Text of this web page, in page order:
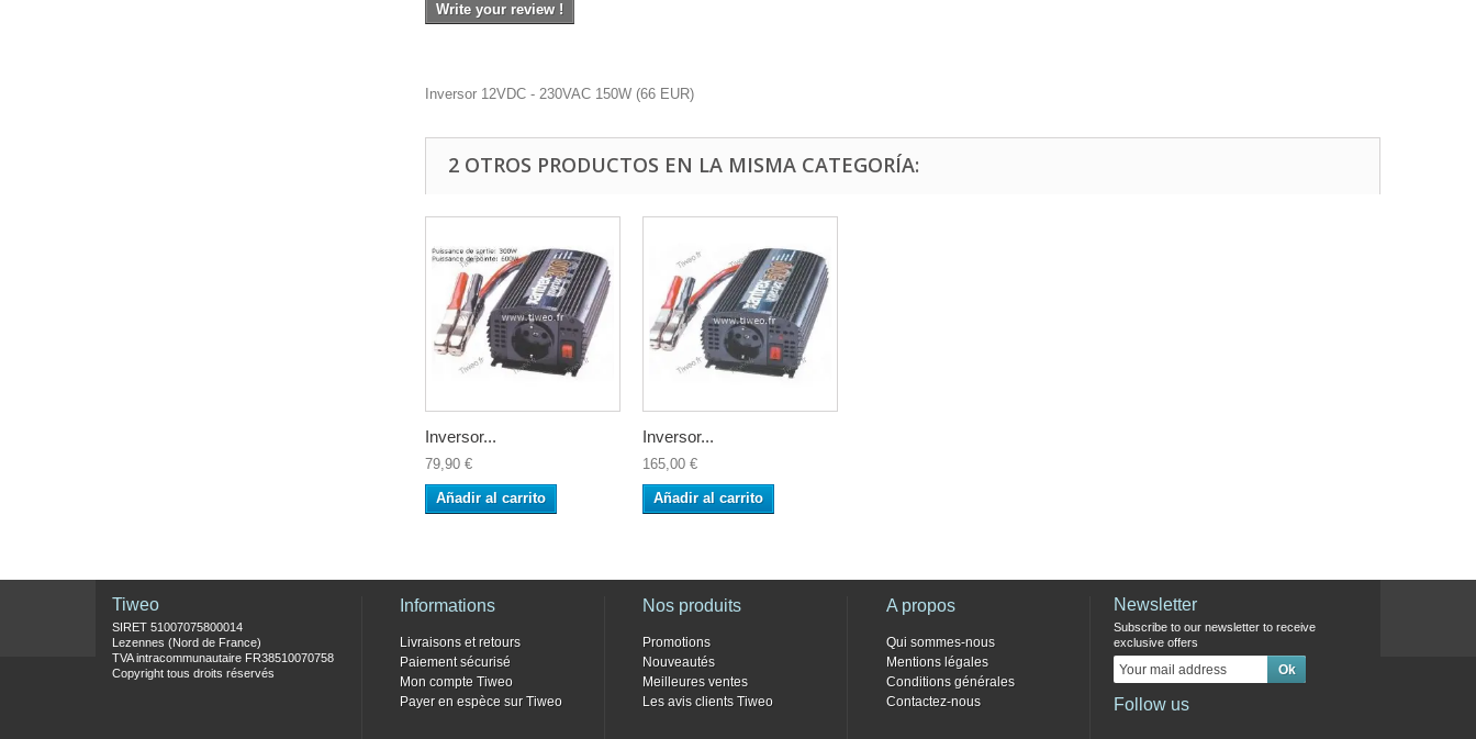
Write your review !
Inversor 12VDC - 230VAC 150W (66 EUR)
2 OTROS PRODUCTOS EN LA MISMA CATEGORÍA:
Inversor...
79,90 €
Añadir al carrito
Inversor...
165,00 €
Añadir al carrito
Tiweo
SIRET 51007075800014
Lezennes (Nord de France)
TVA intracommunautaire FR38510070758
Copyright tous droits réservés
Informations
Livraisons et retours
Paiement sécurisé
Mon compte Tiweo
Payer en espèce sur Tiweo
Nos produits
Promotions
Nouveautés
Meilleures ventes
Les avis clients Tiweo
A propos
Qui sommes-nous
Mentions légales
Conditions générales
Contactez-nous
Newsletter
Subscribe to our newsletter to receive
exclusive offers
Follow us